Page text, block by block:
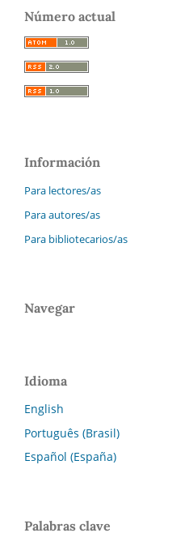
Número actual
Información
Para lectores/as
Para autores/as
Para bibliotecarios/as
Navegar
Idioma
English
Português (Brasil)
Español (España)
Palabras clave